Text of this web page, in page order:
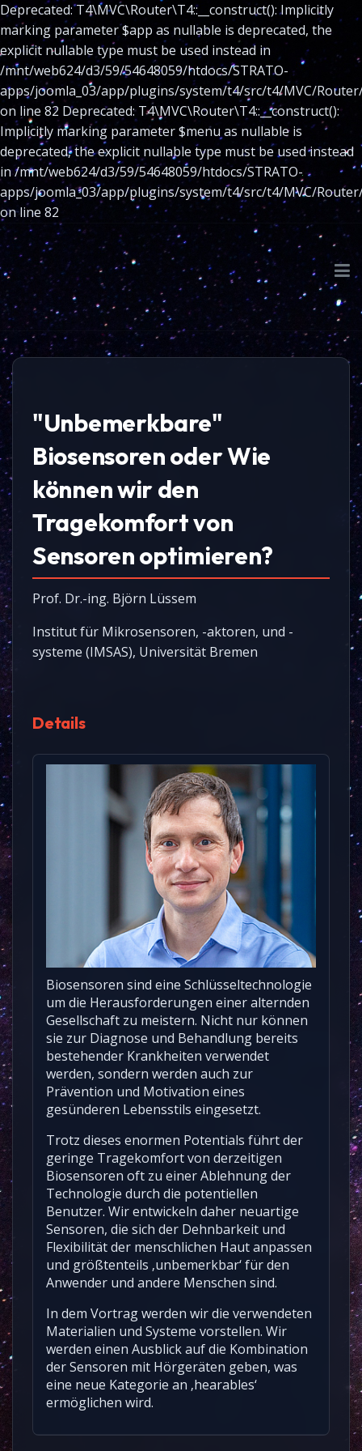
Deprecated: T4\MVC\Router\T4::__construct(): Implicitly
marking parameter $app as nullable is deprecated, the
explicit nullable type must be used instead in
/mnt/web624/d3/59/54648059/htdocs/STRATO-
apps/joomla_03/app/plugins/system/t4/src/t4/MVC/
on line 82 Deprecated: T4\MVC\Router\T4::__construct():
Implicitly marking parameter $menu as nullable is
deprecated, the explicit nullable type must be used instead
in /mnt/web624/d3/59/54648059/htdocs/STRATO-
apps/joomla_03/app/plugins/system/t4/src/t4/MVC/
on line 82
"Unbemerkbare"
Biosensoren oder Wie
können wir den
Tragekomfort von
Sensoren optimieren?
Prof. Dr.-ing. Björn Lüssem
Institut für Mikrosensoren, -aktoren, und -
systeme (IMSAS), Universität Bremen
Details
Biosensoren sind eine Schlüsseltechnologie
um die Herausforderungen einer alternden
Gesellschaft zu meistern. Nicht nur können
sie zur Diagnose und Behandlung bereits
bestehender Krankheiten verwendet
werden, sondern werden auch zur
Prävention und Motivation eines
gesünderen Lebensstils eingesetzt.
Trotz dieses enormen Potentials führt der
geringe Tragekomfort von derzeitigen
Biosensoren oft zu einer Ablehnung der
Technologie durch die potentiellen
Benutzer. Wir entwickeln daher neuartige
Sensoren, die sich der Dehnbarkeit und
Flexibilität der menschlichen Haut anpassen
und größtenteils ‚unbemerkbar‘ für den
Anwender und andere Menschen sind.
In dem Vortrag werden wir die verwendeten
Materialien und Systeme vorstellen. Wir
werden einen Ausblick auf die Kombination
der Sensoren mit Hörgeräten geben, was
eine neue Kategorie an ‚hearables‘
ermöglichen wird.